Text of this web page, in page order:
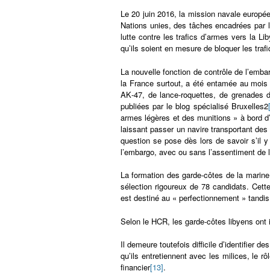
Le 20 juin 2016, la mission navale
Nations unies, des tâches encadrées
lutte contre les trafics d’armes vers la
qu’ils soient en mesure de bloquer les
La nouvelle fonction de contrôle de
la France surtout, a été entamée au
AK‑47, de lance-roquettes, de
publiées par le blog spécialisé Bruxelles2
armes légères et des munitions » à bord
laissant passer un navire transportant
question se pose dès lors de savoir s’il
l’embargo, avec ou sans l’assentiment
La formation des garde-côtes de la
sélection rigoureux de 78 candidats.
est destiné au « perfectionnement »
Selon le HCR, les garde-côtes libyens
Il demeure toutefois difficile d’identifier
qu’ils entretiennent avec les milices, le
financier[13].